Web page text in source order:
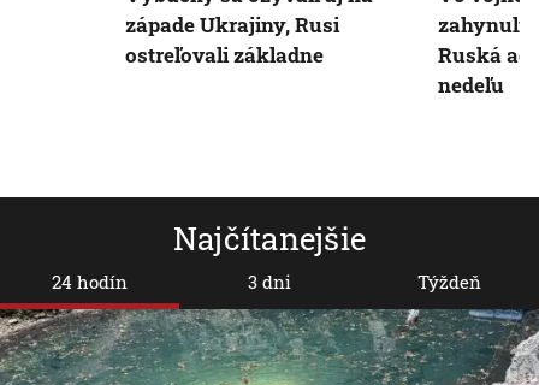
Najčítanejšie
24 hodín 3 dni Týždeň
západe Ukrajiny, Rusi
ostreľovali základne
zahynuli
Ruská
nedeľu